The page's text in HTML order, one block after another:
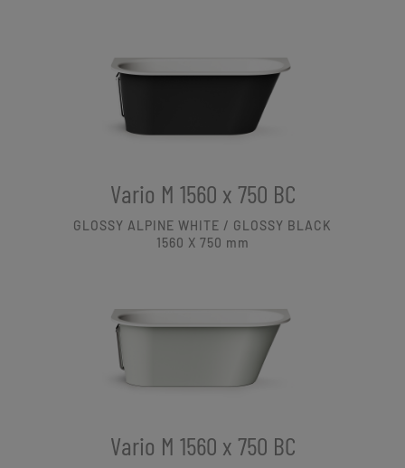
Vario M 1560 x 750 BC
GLOSSY ALPINE WHITE / GLOSSY BLACK
1560 X 750 mm
Vario M 1560 x 750 BC